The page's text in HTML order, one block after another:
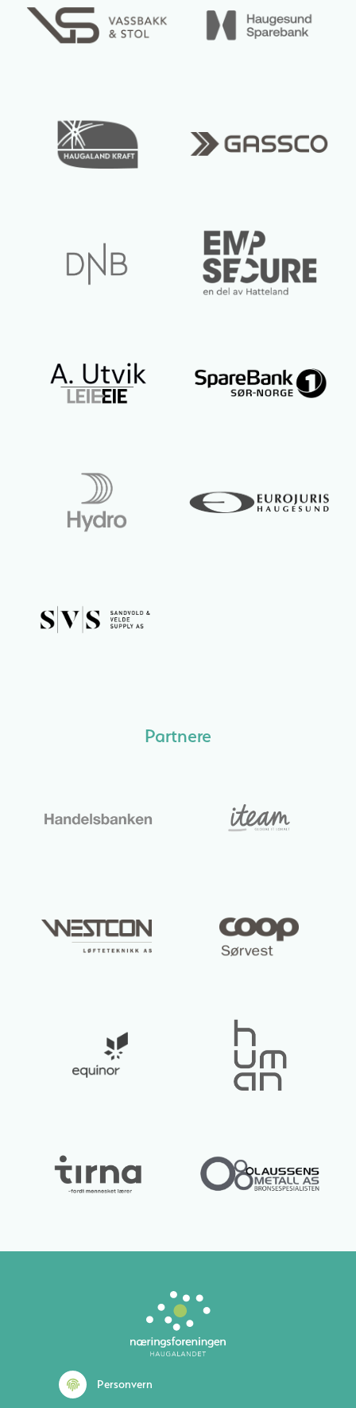
Partnere
Personvern